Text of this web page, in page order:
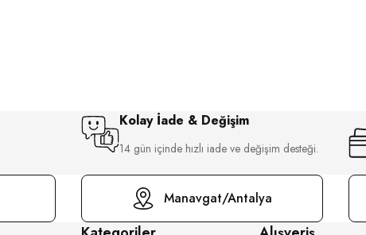
Kolay İade & Değişim
14 gün içinde hızlı iade ve değişim desteği.
Manavgat/Antalya